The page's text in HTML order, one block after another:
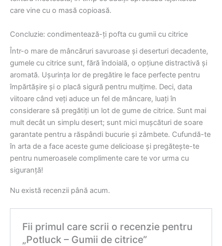
care vine cu o masă copioasă.
Concluzie: condimentează-ți pofta cu gumii cu citrice
Într-o mare de mâncăruri savuroase și deserturi decadente,
gumele cu citrice sunt, fără îndoială, o opțiune distractivă și
aromată. Ușurința lor de pregătire le face perfecte pentru
împărtășire și o placă sigură pentru mulțime. Deci, data
viitoare când veți aduce un fel de mâncare, luați în
considerare să pregătiți un lot de gume de citrice. Sunt mai
mult decât un simplu desert; sunt mici mușcături de soare
garantate pentru a răspândi bucurie și zâmbete. Cufundă-te
în arta de a face aceste gume delicioase și pregătește-te
pentru numeroasele complimente care te vor urma cu
siguranță!
Nu există recenzii până acum.
Fii primul care scrii o recenzie pentru
„Potluck – Gumii de citrice”